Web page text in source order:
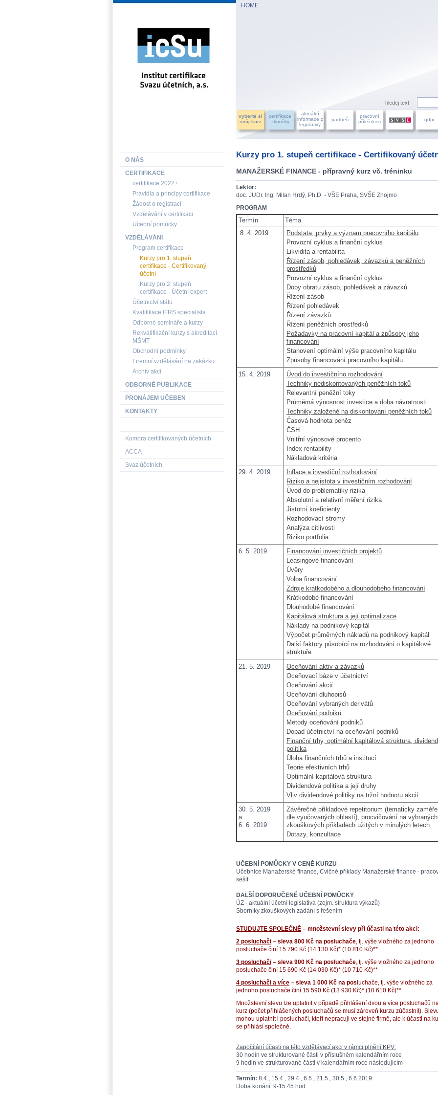
HOME
hledej text:
vyberte si
svůj kurz
certifikace
zkoušky
aktuální
informace z
legislativy
partneři
pracovní
příležitosti
gdpr
Kurzy pro 1. stupeň certifikace - Certifikovaný
MANAŽERSKÉ FINANCE - přípravný kurz vč. tréninku
Lektor:
doc. JUDr. Ing. Milan Hrdý, Ph.D. - VŠE Praha, SVŠE Znojmo
PROGRAM
Termín
Téma
8. 4. 2019
Podstata, prvky a význam pracovního kapitálu
Provozní cyklus a finanční cyklus
Likvidita a rentabilita
Řízení zásob, pohledávek, závazků a peněžních
prostředků
Provozní cyklus a finanční cyklus
Doby obratu zásob, pohledávek a závazků
Řízení zásob
Řízení pohledávek
Řízení závazků
Řízení peněžních prostředků
Požadavky na pracovní kapitál a způsoby jeho
financování
Stanovení optimální výše pracovního kapitálu
Způsoby financování pracovního kapitálu
15. 4. 2019
Úvod do investičního rozhodování
Techniky nediskontovaných peněžních toků
Relevantní peněžní toky
Průměrná výnosnost investice a doba návratnosti
Techniky založené na diskontování peněžních toků
Časová hodnota peněz
ČSH
Vnitřní výnosové procento
Index rentability
Nákladová kritéria
29. 4. 2019
Inflace a investiční rozhodování
Riziko a nejistota v investičním rozhodování
Úvod do problematiky rizika
Absolutní a relativní měření rizika
Jistotní koeficienty
Rozhodovací stromy
Analýza citlivosti
Riziko portfolia
6. 5. 2019
Financování investičních projektů
Leasingové financování
Úvěry
Volba financování
Zdroje krátkodobého a dlouhodobého financování
Krátkodobé financování
Dlouhodobé financování
Kapitálová struktura a její optimalizace
Náklady na podnikový kapitál
Výpočet průměrných nákladů na podnikový kapitál
Další faktory působící na rozhodování o kapitálové
struktuře
21. 5. 2019
Oceňování aktiv a závazků
Oceňovací báze v účetnictví
Oceňování akcií
Oceňování dluhopisů
Oceňování vybraných derivátů
Oceňování podniků
Metody oceňování podniků
Dopad účetnictví na oceňování podniků
Finanční trhy, optimální kapitálová struktura,
politika
Úloha finančních trhů a institucí
Teorie efektivních trhů
Optimální kapitálová struktura
Dividendová politika a její druhy
Vliv dividendové politiky na tržní hodnotu akcií
30. 5. 2019
a
6. 6. 2019
Závěrečné příkladové repetitorium (tematicky
dle vyučovaných oblastí), procvičování na vybraných
zkouškových příkladech užitých v minulých letech
Dotazy, konzultace
UČEBNÍ POMŮCKY V CENĚ KURZU
Učebnice Manažerské finance, Cvičné příklady Manažerské finance -
sešit
DALŠÍ DOPORUČENÉ UČEBNÍ POMŮCKY
ÚZ - aktuální účetní legislativa (zejm. struktura výkazů)
Sborníky zkouškových zadání s řešením
STUDUJTE SPOLEČNĚ – množstevní slevy při účasti na této akci:
2 posluchači – sleva 800 Kč na posluchače, tj. výše vložného za jednoho
posluchače činí 15 790 Kč (14 130 Kč)* (10 810 Kč)**
3 posluchači – sleva 900 Kč na posluchače, tj. výše vložného za jednoho
posluchače činí 15 690 Kč (14 030 Kč)* (10 710 Kč)**
4 posluchači a více – sleva 1 000 Kč na pos luchače, tj. výše vložného za
jednoho posluchače činí 15 590 Kč (13 930 Kč)* (10 610 Kč)**
Množstevní slevu lze uplatnit v případě přihlášení dvou a více posluchačů
kurz (počet přihlášených posluchačů se musí zároveň kurzu zúčastnit).
mohou uplatnit i posluchači, kteří nepracují ve stejné firmě, ale k účasti na
se přihlásí společně.
Započítání účasti na této vzdělávací akci v rámci plnění KPV:
30 hodin ve strukturované části v příslušném kalendářním roce
9 hodin ve strukturované části v kalendářním roce následujícím
Termín: 8.4., 15.4., 29.4., 6.5., 21.5., 30.5., 6.6.2019
Doba konání: 9-15.45 hod.
O NÁS
CERTIFIKACE
certifikace 2022+
Pravidla a principy certifikace
Žádost o registraci
Vzdělávání v certifikaci
Učební pomůcky
VZDĚLÁVÁNÍ
Program certifikace
Kurzy pro 1. stupeň
certifikace - Certifikovaný
účetní
Kurzy pro 2. stupeň
certifikace - Účetní expert
Účetnictví státu
Kvalifikace IFRS specialista
Odborné semináře a kurzy
Rekvalifikační kurzy s akreditací
MŠMT
Obchodní podmínky
Firemní vzdělávání na zakázku
Archív akcí
ODBORNÉ PUBLIKACE
PRONÁJEM UČEBEN
KONTAKTY
Komora certifikovaných účetních
ACCA
Svaz účetních